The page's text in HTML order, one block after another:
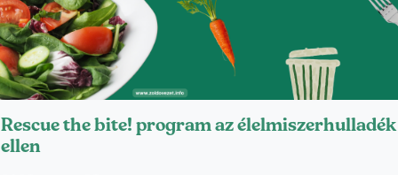
Rescue the bite! program az élelmiszerhulladék
ellen